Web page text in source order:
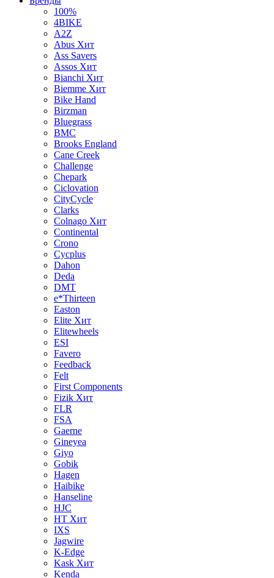
100%
4BIKE
A2Z
Abus Хит
Ass Savers
Assos Хит
Bianchi Хит
Biemme Хит
Bike Hand
Birzman
Bluegrass
BMC
Brooks England
Cane Creek
Challenge
Chepark
Ciclovation
CityCycle
Clarks
Colnago Хит
Continental
Crono
Cycplus
Dahon
Deda
DMT
e*Thirteen
Easton
Elite Хит
Elitewheels
ESI
Favero
Feedback
Felt
First Components
Fizik Хит
FLR
FSA
Gaerne
Gineyea
Giyo
Gobik
Hagen
Haibike
Hanseline
HJC
HT Хит
IXS
Jagwire
K-Edge
Kask Хит
Kenda